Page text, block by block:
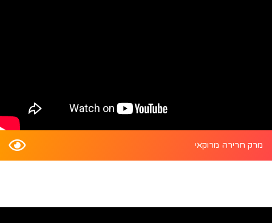
מרק חרירה מרוקאי